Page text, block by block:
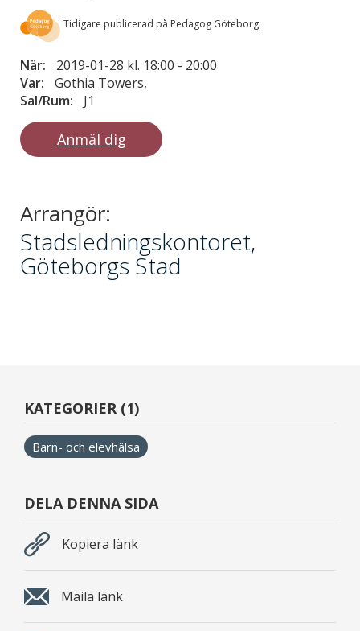
Tidigare publicerad på Pedagog Göteborg
När: 2019-01-28 kl. 18:00 - 20:00
Var:
Gothia Towers,
Sal/Rum:
J1
Anmäl dig
Arrangör:
Stadsledningskontoret,
Göteborgs Stad
KATEGORIER (1)
Barn- och elevhälsa
DELA DENNA SIDA
Kopiera länk
Maila länk